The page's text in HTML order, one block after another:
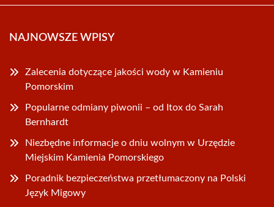
NAJNOWSZE WPISY
Zalecenia dotyczące jakości wody w Kamieniu
Pomorskim
Popularne odmiany piwonii – od Itox do Sarah
Bernhardt
Niezbędne informacje o dniu wolnym w Urzędzie
Miejskim Kamienia Pomorskiego
Poradnik bezpieczeństwa przetłumaczony na Polski
Język Migowy